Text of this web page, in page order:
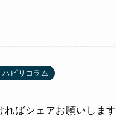
ビリコラム
ればシェアお願いします